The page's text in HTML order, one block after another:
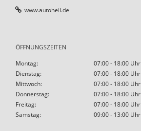
www.autoheil.de
ÖFFNUNGSZEITEN
Montag:
07:00 - 18:00 Uhr
Dienstag:
07:00 - 18:00 Uhr
Mittwoch:
07:00 - 18:00 Uhr
Donnerstag:
07:00 - 18:00 Uhr
Freitag:
07:00 - 18:00 Uhr
Samstag:
09:00 - 13:00 Uhr